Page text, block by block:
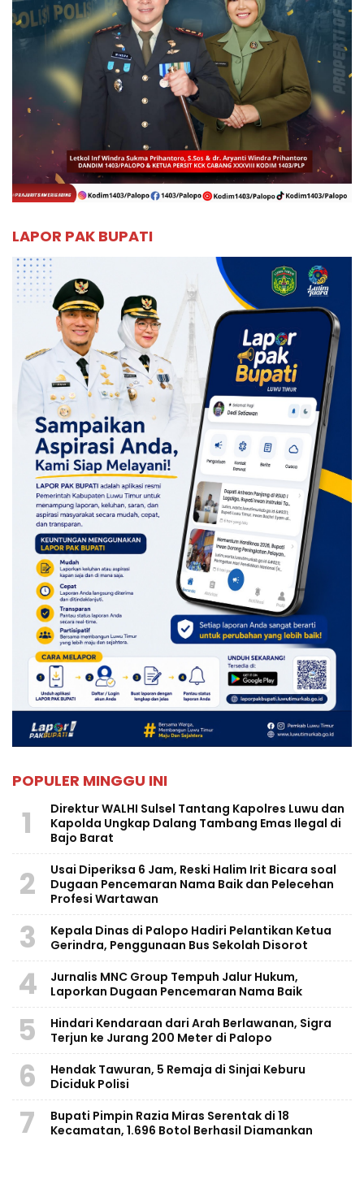
LAPOR PAK BUPATI
POPULER MINGGU INI
1
Direktur WALHI Sulsel Tantang Kapolres Luwu dan
Kapolda Ungkap Dalang Tambang Emas Ilegal di
Bajo Barat
2
Usai Diperiksa 6 Jam, Reski Halim Irit Bicara soal
Dugaan Pencemaran Nama Baik dan Pelecehan
Profesi Wartawan
3
Kepala Dinas di Palopo Hadiri Pelantikan Ketua
Gerindra, Penggunaan Bus Sekolah Disorot
4
Jurnalis MNC Group Tempuh Jalur Hukum,
Laporkan Dugaan Pencemaran Nama Baik
5
Hindari Kendaraan dari Arah Berlawanan, Sigra
Terjun ke Jurang 200 Meter di Palopo
6
Hendak Tawuran, 5 Remaja di Sinjai Keburu
Diciduk Polisi
7
Bupati Pimpin Razia Miras Serentak di 18
Kecamatan, 1.696 Botol Berhasil Diamankan